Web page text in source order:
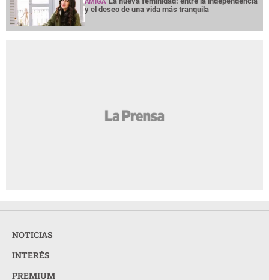
y el deseo de una vida más tranquila
NOTICIAS
INTERÉS
PREMIUM